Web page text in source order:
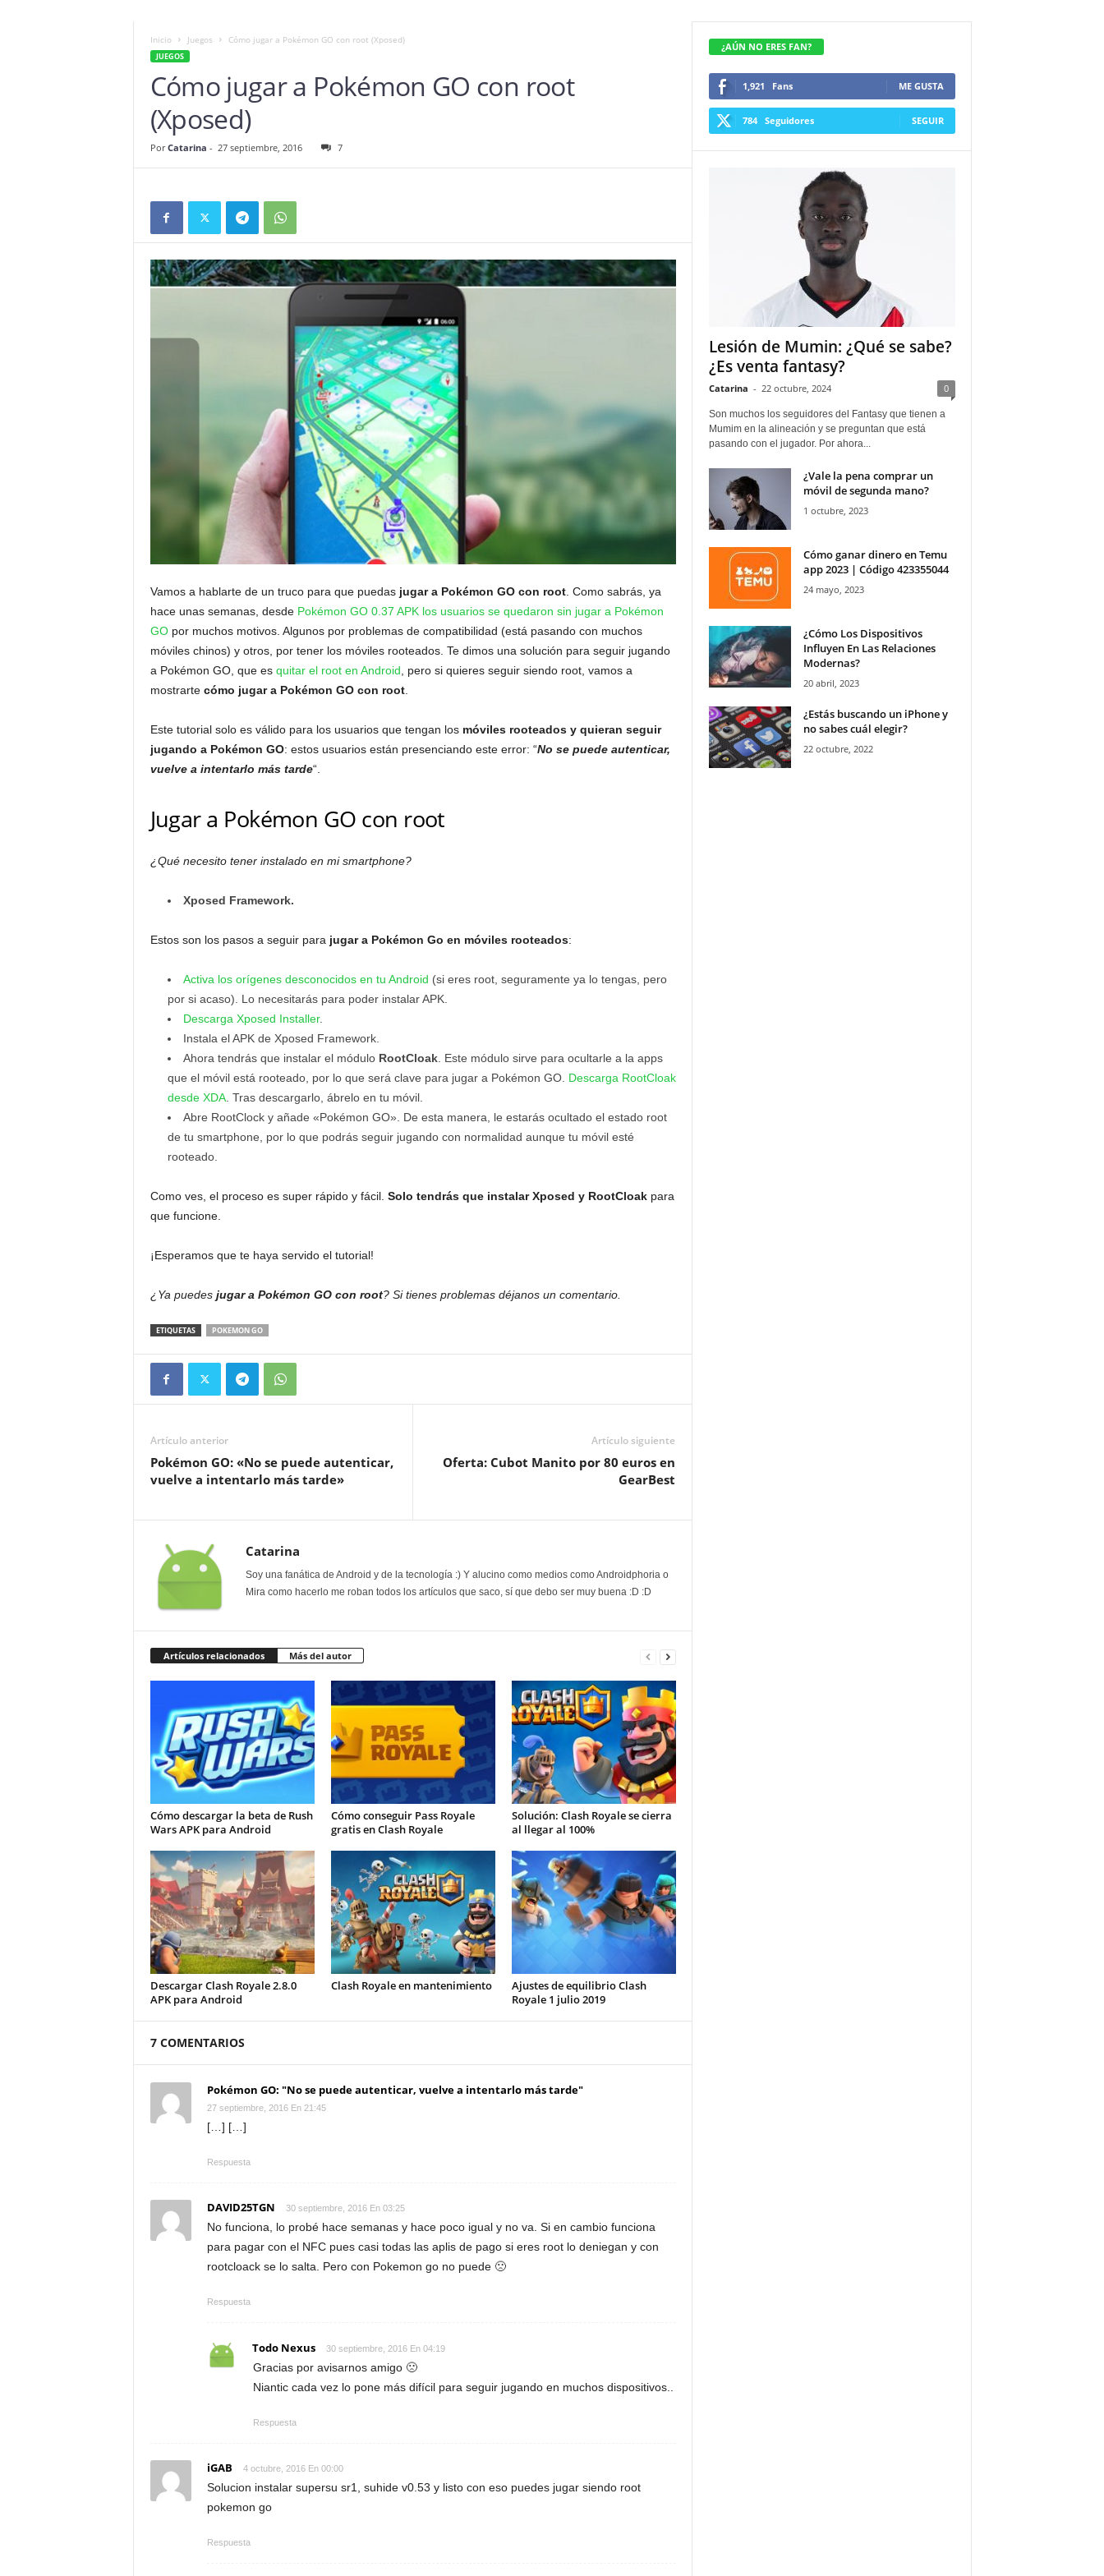
Inicio Juegos Cómo jugar a Pokémon GO con root (Xposed)
JUEGOS
Cómo jugar a Pokémon GO con root
(Xposed)
Por Catarina - 27 septiembre, 2016 7
Vamos a hablarte de un truco para que puedas jugar a Pokémon GO con root. Como sabrás, ya
hace unas semanas, desde Pokémon GO 0.37 APK los usuarios se quedaron sin jugar a Pokémon
GOpor muchos motivos. Algunos por problemas de compatibilidad (está pasando con muchos
móviles chinos) y otros, por tener los móviles rooteados. Te dimos una solución para seguir jugando
a Pokémon GO, que es quitar el root en Android , pero si quieres seguir siendo root, vamos a
mostrartecómo jugar a Pokémon GO con root.
Este tutorial solo es válido para los usuarios que tengan losmóviles rooteados y quieran seguir
jugando a Pokémon GO: estos usuarios están presenciando este error: “No se puede autenticar,
vuelve a intentarlo más tarde“.
Jugar a Pokémon GO con root
¿Qué necesito tener instalado en mi smartphone?
Xposed Framework.
Estos son los pasos a seguir para jugar a Pokémon Go en móviles rooteados:
Activa los orígenes desconocidos en tu Android (si eres root, seguramente ya lo tengas, pero
por si acaso). Lo necesitarás para poder instalar APK.
Descarga Xposed Installer.
Instala el APK de Xposed Framework.
Ahora tendrás que instalar el módulo RootCloak. Este módulo sirve para ocultarle a la apps
que el móvil está rooteado, por lo que será clave para jugar a Pokémon GO. Descarga RootCloak
desde XDA. Tras descargarlo, ábrelo en tu móvil.
Abre RootClock y añade «Pokémon GO». De esta manera, le estarás ocultado el estado root
de tu smartphone, por lo que podrás seguir jugando con normalidad aunque tu móvil esté
rooteado.
Como ves, el proceso es super rápido y fácil. Solo tendrás que instalar Xposed y RootCloak para
que funcione.
¡Esperamos que te haya servido el tutorial!
¿Ya puedes jugar a Pokémon GO con root? Si tienes problemas déjanos un comentario.
ETIQUETAS POKEMON GO
Artículo anterior
Pokémon GO: «No se puede autenticar,
vuelve a intentarlo más tarde»
Artículo siguiente
Oferta: Cubot Manito por 80 euros en
GearBest
Catarina
Soy una fanática de Android y de la tecnología :) Y alucino como medios como Androidphoria o
Mira como hacerlo me roban todos los artículos que saco, sí que debo ser muy buena :D :D
Artículos relacionados Más del autor
Cómo descargar la beta de Rush
Wars APK para Android
Cómo conseguir Pass Royale
gratis en Clash Royale
Solución: Clash Royale se cierra
al llegar al 100%
Descargar Clash Royale 2.8.0
APK para Android
Clash Royale en mantenimiento
Ajustes de equilibrio Clash
Royale 1 julio 2019
7 COMENTARIOS
Pokémon GO: "No se puede autenticar, vuelve a intentarlo más tarde"
27 septiembre, 2016 En 21:45
[…] […]
Respuesta
DAVID25TGN 30 septiembre, 2016 En 03:25
No funciona, lo probé hace semanas y hace poco igual y no va. Si en cambio funciona
para pagar con el NFC pues casi todas las aplis de pago si eres root lo deniegan y con
rootcloack se lo salta. Pero con Pokemon go no puede 🙁
Respuesta
Todo Nexus 30 septiembre, 2016 En 04:19
Gracias por avisarnos amigo 🙁
Niantic cada vez lo pone más difícil para seguir jugando en muchos dispositivos..
Respuesta
iGAB 4 octubre, 2016 En 00:00
Solucion instalar supersu sr1, suhide v0.53 y listo con eso puedes jugar siendo root
pokemon go
Respuesta
¿AÚN NO ERES FAN?
1,921 Fans ME GUSTA
784 Seguidores SEGUIR
Lesión de Mumin: ¿Qué se sabe?
¿Es venta fantasy?
Catarina - 22 octubre, 2024 0
Son muchos los seguidores del Fantasy que tienen a
Mumim en la alineación y se preguntan que está
pasando con el jugador. Por ahora...
¿Vale la pena comprar un
móvil de segunda mano?
1 octubre, 2023
Cómo ganar dinero en Temu
app 2023 | Código 423355044
24 mayo, 2023
¿Cómo Los Dispositivos
Influyen En Las Relaciones
Modernas?
20 abril, 2023
¿Estás buscando un iPhone y
no sabes cuál elegir?
22 octubre, 2022